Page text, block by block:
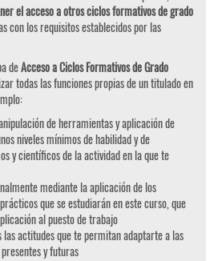
el acceso a otros ciclos formativos de grado
con los requisitos establecidos por las
deAcceso a Ciclos Formativos de Grado
todas las funciones propias de un titulado en
de herramientas y aplicación de
niveles mínimos de habilidad y de
y científicos de la actividad en la que te
mediante la aplicación de los
que se estudiarán en este curso, que
al puesto de trabajo
actitudes que te permitan adaptarte a las
y futuras